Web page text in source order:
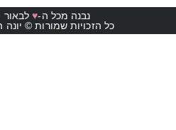
נבנה מכל ה-♥לבאור
כל הזכויות שמורות © יונה